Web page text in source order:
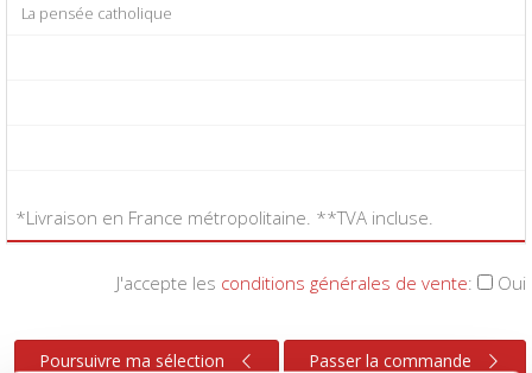
La pensée catholique
*Livraison en France métropolitaine. **TVA incluse.
J'accepte les conditions générales de vente: Oui
Poursuivre ma sélection Passer la commande